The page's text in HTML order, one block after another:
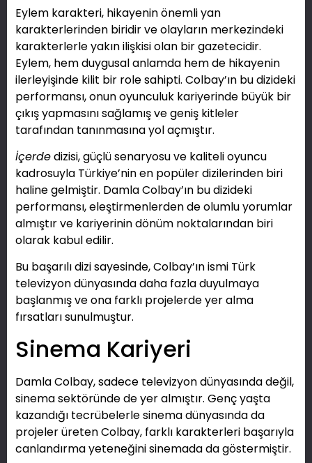
Eylem karakteri, hikayenin önemli yan
karakterlerinden biridir ve olayların merkezindeki
karakterlerle yakın ilişkisi olan bir gazetecidir.
Eylem, hem duygusal anlamda hem de hikayenin
ilerleyişinde kilit bir role sahipti. Colbay’ın bu dizideki
performansı, onun oyunculuk kariyerinde büyük bir
çıkış yapmasını sağlamış ve geniş kitleler
tarafından tanınmasına yol açmıştır.
İçerdedizisi, güçlü senaryosu ve kaliteli oyuncu
kadrosuyla Türkiye’nin en popüler dizilerinden biri
haline gelmiştir. Damla Colbay’ın bu dizideki
performansı, eleştirmenlerden de olumlu yorumlar
almıştır ve kariyerinin dönüm noktalarından biri
olarak kabul edilir.
Bu başarılı dizi sayesinde, Colbay’ın ismi Türk
televizyon dünyasında daha fazla duyulmaya
başlanmış ve ona farklı projelerde yer alma
fırsatları sunulmuştur.
Sinema Kariyeri
Damla Colbay, sadece televizyon dünyasında değil,
sinema sektöründe de yer almıştır. Genç yaşta
kazandığı tecrübelerle sinema dünyasında da
projeler üreten Colbay, farklı karakterleri başarıyla
canlandırma yeteneğini sinemada da göstermiştir.